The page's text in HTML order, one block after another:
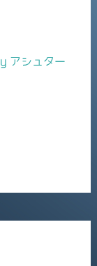
アシュター